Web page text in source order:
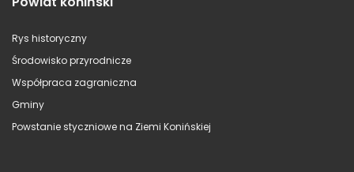
Rys historyczny
Środowisko przyrodnicze
Współpraca zagraniczna
Gminy
Powstanie styczniowe na Ziemi Konińskiej